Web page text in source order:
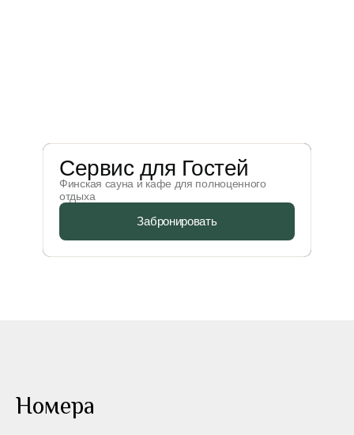
Сервис для Гостей
Финская сауна и кафе для полноценного
отдыха
Забронировать
Номера